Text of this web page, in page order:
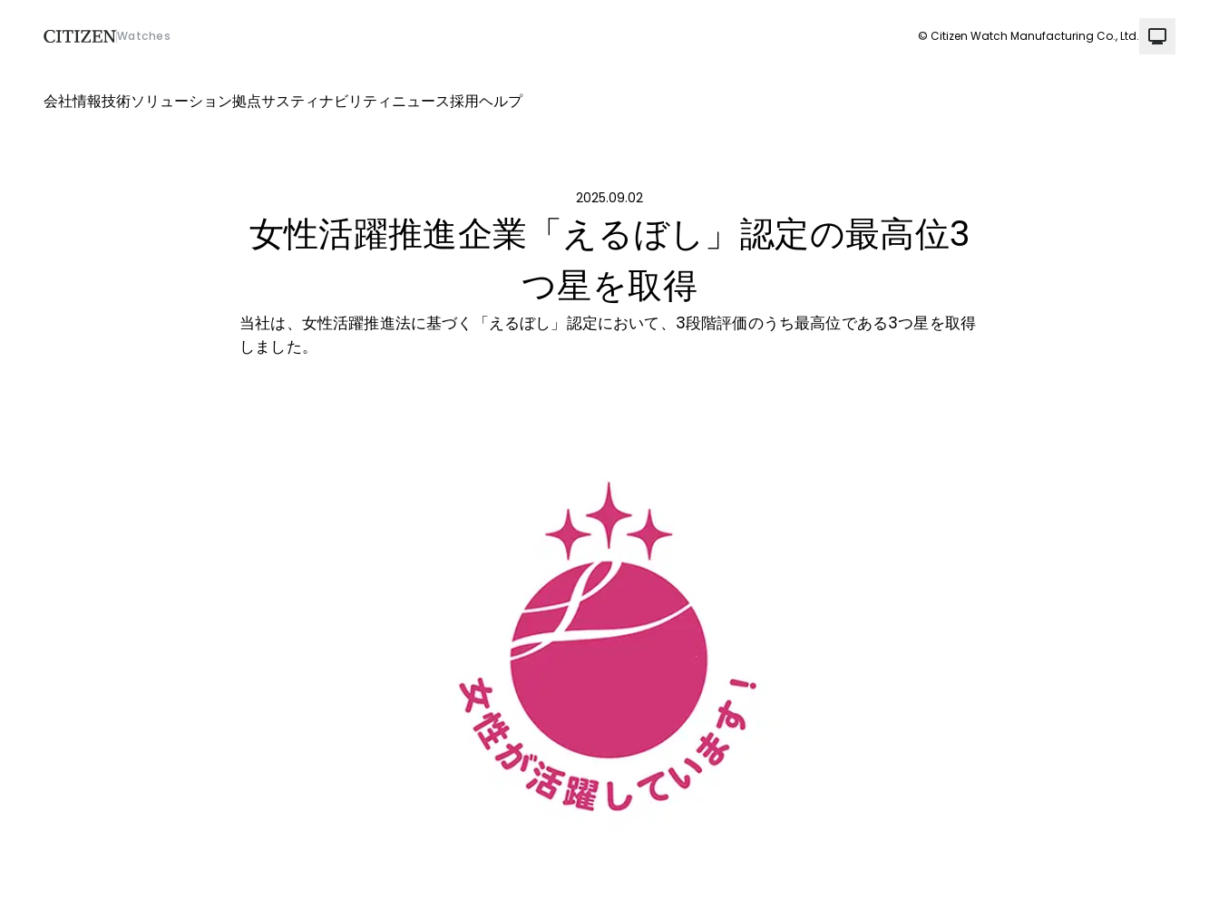
Watches © Citizen Watch Manufacturing Co., Ltd.
会社情報
会社情報技術ソリューション拠点サスティナビリティニュース採用ヘルプ
2025.09.02
女性活躍推進企業「えるぼし」認定の最高位3
つ星を取得
当社は、女性活躍推進法に基づく「えるぼし」認定において、3段階評価のうち最高位である3つ星を取得
しました。